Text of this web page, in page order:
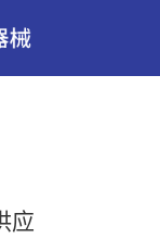
应